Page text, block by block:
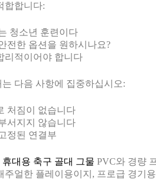
합합니다:
청소년 훈련이다
전한 옵션을 원하시나요?
리적이어야 합니다
다음 사항에 집중하십시오:
처짐이 없습니다
서지지 않습니다
정된 연결부
휴대용 축구 골대 그물 PVC와 경량
주얼한 플레이용이지, 프로급 경기